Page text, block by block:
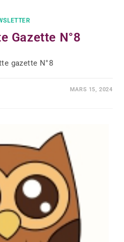
Gazette N°8
gazette N°8
MARS 15, 2024